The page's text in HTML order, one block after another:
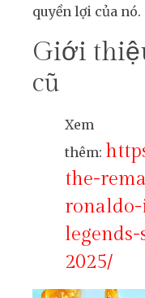
quyền lợi của nó.
Giới
cũ
Xem
thêm:
the-
2025/